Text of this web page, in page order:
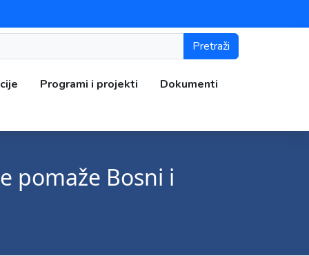
Pretraži
Programi i projekti
Dokumenti
pomaže Bosni i